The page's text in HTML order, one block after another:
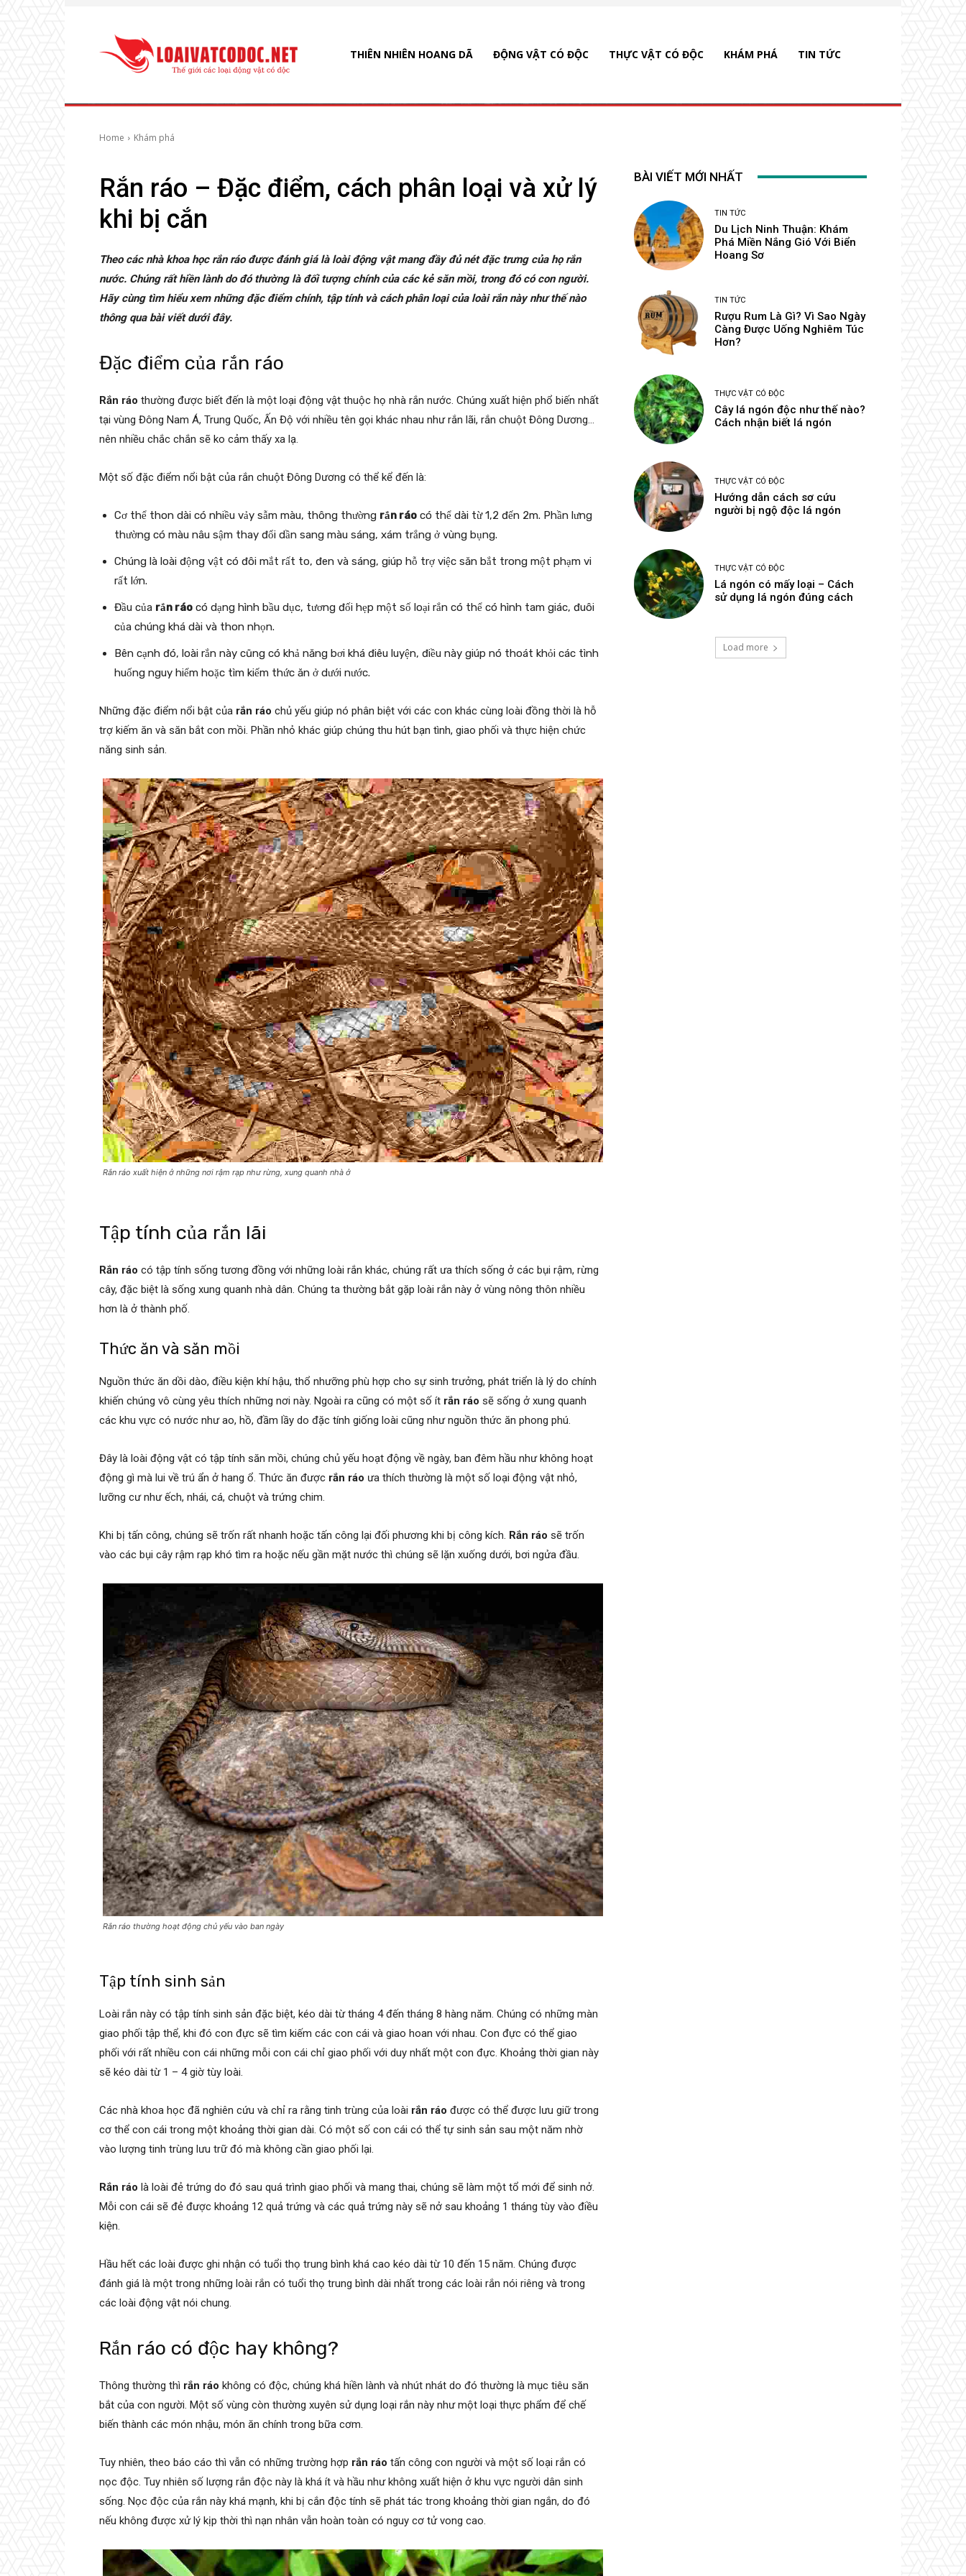
THIÊN NHIÊN HOANG DÃ ĐỘNG VẬT CÓ ĐỘC THỰC VẬT CÓ ĐỘC KHÁM PHÁ TIN TỨC
Home Khám phá
Rắn ráo – Đặc điểm, cách phân loại và xử lý
khi bị cắn
Theo các nhà khoa học rắn ráo được đánh giá là loài động vật mang đầy đủ nét đặc trưng của họ rắn
nước. Chúng rất hiền lành do đó thường là đối tượng chính của các kẻ săn mồi, trong đó có con người.
Hãy cùng tìm hiểu xem những đặc điểm chính, tập tính và cách phân loại của loài rắn này như thế nào
thông qua bài viết dưới đây.
Đặc điểm của rắn ráo
Rắn ráo thường được biết đến là một loại động vật thuộc họ nhà rắn nước. Chúng xuất hiện phổ biến nhất
tại vùng Đông Nam Á, Trung Quốc, Ấn Độ với nhiều tên gọi khác nhau như rắn lãi, rắn chuột Đông Dương…
nên nhiều chắc chắn sẽ ko cảm thấy xa lạ.
Một số đặc điểm nổi bật của rắn chuột Đông Dương có thể kể đến là:
Cơ thể thon dài có nhiều vảy sẫm màu, thông thường rắn ráo có thể dài từ 1,2 đến 2m. Phần lưng
thường có màu nâu sậm thay đổi dần sang màu sáng, xám trắng ở vùng bụng.
Chúng là loài động vật có đôi mắt rất to, đen và sáng, giúp hỗ trợ việc săn bắt trong một phạm vi
rất lớn.
Đầu của rắn ráo có dạng hình bầu dục, tương đối hẹp một số loại rắn có thể có hình tam giác, đuôi
của chúng khá dài và thon nhọn.
Bên cạnh đó, loài rắn này cũng có khả năng bơi khá điêu luyện, điều này giúp nó thoát khỏi các tình
huống nguy hiểm hoặc tìm kiếm thức ăn ở dưới nước.
Những đặc điểm nổi bật của rắn ráo chủ yếu giúp nó phân biệt với các con khác cùng loài đồng thời là hỗ
trợ kiếm ăn và săn bắt con mồi. Phần nhỏ khác giúp chúng thu hút bạn tình, giao phối và thực hiện chức
năng sinh sản.
Rắn ráo xuất hiện ở những nơi rậm rạp như rừng, xung quanh nhà ở
Tập tính của rắn lãi
Rắn ráo có tập tính sống tương đồng với những loài rắn khác, chúng rất ưa thích sống ở các bụi rậm, rừng
cây, đặc biệt là sống xung quanh nhà dân. Chúng ta thường bắt gặp loài rắn này ở vùng nông thôn nhiều
hơn là ở thành phố.
Thức ăn và săn mồi
Nguồn thức ăn dồi dào, điều kiện khí hậu, thổ nhưỡng phù hợp cho sự sinh trưởng, phát triển là lý do chính
khiến chúng vô cùng yêu thích những nơi này. Ngoài ra cũng có một số ít rắn ráo sẽ sống ở xung quanh
các khu vực có nước như ao, hồ, đầm lầy do đặc tính giống loài cũng như nguồn thức ăn phong phú.
Đây là loài động vật có tập tính săn mồi, chúng chủ yếu hoạt động về ngày, ban đêm hầu như không hoạt
động gì mà lui về trú ẩn ở hang ổ. Thức ăn được rắn ráo ưa thích thường là một số loại động vật nhỏ,
lưỡng cư như ếch, nhái, cá, chuột và trứng chim.
Khi bị tấn công, chúng sẽ trốn rất nhanh hoặc tấn công lại đối phương khi bị công kích. Rắn ráo sẽ trốn
vào các bụi cây rậm rạp khó tìm ra hoặc nếu gần mặt nước thì chúng sẽ lặn xuống dưới, bơi ngửa đầu.
Rắn ráo thường hoạt động chủ yếu vào ban ngày
Tập tính sinh sản
Loài rắn này có tập tính sinh sản đặc biệt, kéo dài từ tháng 4 đến tháng 8 hàng năm. Chúng có những màn
giao phối tập thể, khi đó con đực sẽ tìm kiếm các con cái và giao hoan với nhau. Con đực có thể giao
phối với rất nhiều con cái những mỗi con cái chỉ giao phối với duy nhất một con đực. Khoảng thời gian này
sẽ kéo dài từ 1 – 4 giờ tùy loài.
Các nhà khoa học đã nghiên cứu và chỉ ra rằng tinh trùng của loài rắn ráo được có thể được lưu giữ trong
cơ thể con cái trong một khoảng thời gian dài. Có một số con cái có thể tự sinh sản sau một năm nhờ
vào lượng tinh trùng lưu trữ đó mà không cần giao phối lại.
Rắn ráo là loài đẻ trứng do đó sau quá trình giao phối và mang thai, chúng sẽ làm một tổ mới để sinh nở.
Mỗi con cái sẽ đẻ được khoảng 12 quả trứng và các quả trứng này sẽ nở sau khoảng 1 tháng tùy vào điều
kiện.
Hầu hết các loài được ghi nhận có tuổi thọ trung bình khá cao kéo dài từ 10 đến 15 năm. Chúng được
đánh giá là một trong những loài rắn có tuổi thọ trung bình dài nhất trong các loài rắn nói riêng và trong
các loài động vật nói chung.
Rắn ráo có độc hay không?
Thông thường thì rắn ráo không có độc, chúng khá hiền lành và nhút nhát do đó thường là mục tiêu săn
bắt của con người. Một số vùng còn thường xuyên sử dụng loại rắn này như một loại thực phẩm để chế
biến thành các món nhậu, món ăn chính trong bữa cơm.
Tuy nhiên, theo báo cáo thì vẫn có những trường hợp rắn ráo tấn công con người và một số loại rắn có
nọc độc. Tuy nhiên số lượng rắn độc này là khá ít và hầu như không xuất hiện ở khu vực người dân sinh
sống. Nọc độc của rắn này khá mạnh, khi bị cắn độc tính sẽ phát tác trong khoảng thời gian ngắn, do đó
nếu không được xử lý kịp thời thì nạn nhân vẫn hoàn toàn có nguy cơ tử vong cao.
BÀI VIẾT MỚI NHẤT
TIN TỨC
Du Lịch Ninh Thuận: Khám
Phá Miền Nắng Gió Với Biển
Hoang Sơ
TIN TỨC
Rượu Rum Là Gì? Vì Sao Ngày
Càng Được Uống Nghiêm Túc
Hơn?
THỰC VẬT CÓ ĐỘC
Cây lá ngón độc như thế nào?
Cách nhận biết lá ngón
THỰC VẬT CÓ ĐỘC
Hướng dẫn cách sơ cứu
người bị ngộ độc lá ngón
THỰC VẬT CÓ ĐỘC
Lá ngón có mấy loại – Cách
sử dụng lá ngón đúng cách
Load more